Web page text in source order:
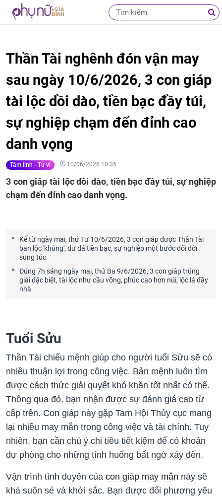
Thần Tài nghênh đón vận may
sau ngày 10/6/2026, 3 con giáp
tài lộc dồi dào, tiền bạc đầy túi,
sự nghiệp chạm đến đỉnh cao
danh vọng
Tâm linh - Tử vi 10/06/2026 10:35
3 con giáp tài lộc dồi dào, tiền bạc đầy túi, sự nghiệp
chạm đến đỉnh cao danh vọng.
Kể từ ngày mai, thứ Tư 10/6/2026, 3 con giáp được Thần Tài
ban lộc 'khủng', dư dả tiền bạc, sự nghiệp một bước đối đời
sung túc
Đúng 7h sáng ngày mai, thứ Ba 9/6/2026, 3 con giáp trúng
giải đặc biệt, tài lộc như cầu vồng, phúc cao hơn núi, lộc lá đầy
nhà
Tuổi Sửu
Thần Tài chiếu mệnh giúp cho người tuổi Sửu sẽ có
nhiều thuận lợi trong công việc. Bản mệnh luôn tìm
được cách thức giải quyết khó khăn tốt nhất có thể.
Thông qua đó, bạn nhận được sự đánh giá cao từ
cấp trên. Con giáp này gặp Tam Hội Thủy cục mang
lại nhiều may mắn trong công việc và tài chính. Tuy
nhiên, bạn cần chú ý chi tiêu tiết kiệm để có khoản
dự phòng cho những tình huống bất ngờ xảy đến.
Vận trình tình duyên của con giáp may mắn này sẽ
khá suôn sẻ và khởi sắc. Bạn được đối phương yêu